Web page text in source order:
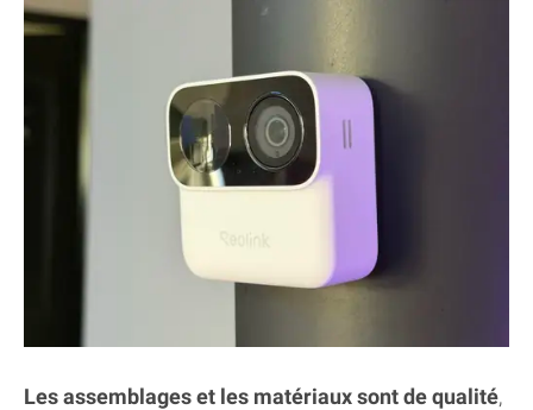
Les assemblages et les matériaux sont de qualité,